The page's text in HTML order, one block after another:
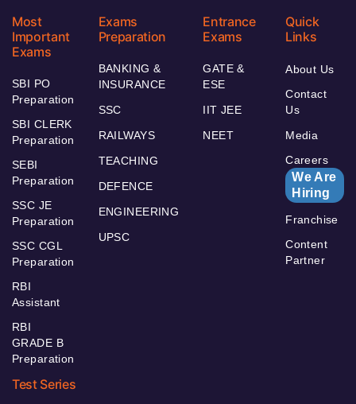
Most
Important
Exams
SBI PO
Preparation
SBI CLERK
Preparation
SEBI
Preparation
SSC JE
Preparation
SSC CGL
Preparation
RBI
Assistant
RBI
GRADE B
Preparation
Exams
Preparation
BANKING &
INSURANCE
SSC
RAILWAYS
TEACHING
DEFENCE
ENGINEERING
UPSC
Entrance
Exams
GATE &
ESE
IIT JEE
NEET
Quick
Links
About Us
Contact
Us
Media
Careers
We Are
Hiring
Franchise
Content
Partner
Test Series